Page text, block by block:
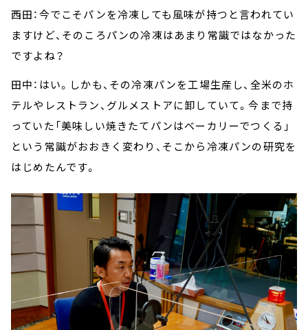
西田：今でこそパンを冷凍しても風味が持つと言われてい
ますけど、そのころパンの冷凍はあまり常識ではなかった
ですよね？
田中：はい。しかも、その冷凍パンを工場生産し、全米のホ
テルやレストラン、グルメストアに卸していて。今まで持
っていた「美味しい焼きたてパンはベーカリーでつくる」
という常識がおおきく変わり、そこから冷凍パンの研究を
はじめたんです。